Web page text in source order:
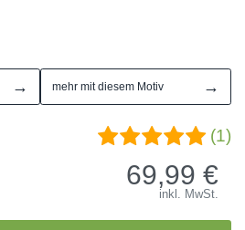
→ mehr mit diesem Motiv →
(1)
69,99 €
inkl. MwSt.